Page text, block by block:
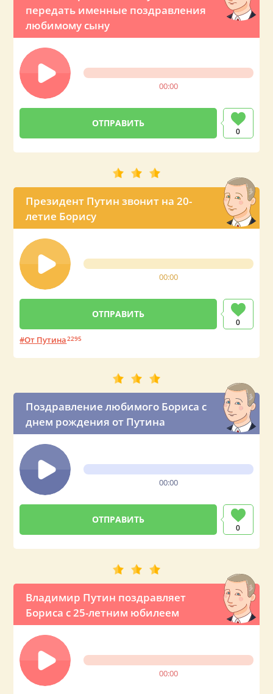
передать именные поздравления
любимому сыну
00:00
0
Президент Путин звонит на 20-
летие Борису
00:00
0
От Путина2295
Поздравление любимого Бориса с
днем рождения от Путина
00:00
0
Владимир Путин поздравляет
Бориса с 25-летним юбилеем
00:00